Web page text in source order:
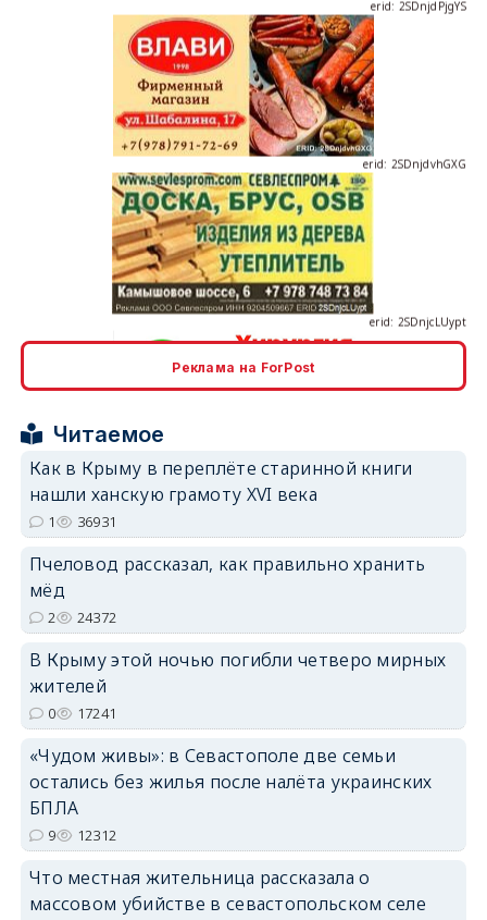
erid: 2SDnjdvhGXG
erid: 2SDnjdPjgYS
Реклама на ForPost
Читаемое
Как в Крыму в переплёте старинной книги
нашли ханскую грамоту XVI века
1 36931
Пчеловод рассказал, как правильно хранить
мёд
2 24372
В Крыму этой ночью погибли четверо мирных
жителей
0 17241
«Чудом живы»: в Севастополе две семьи
остались без жилья после налёта украинских
БПЛА
9 12312
Что местная жительница рассказала о
массовом убийстве в севастопольском селе